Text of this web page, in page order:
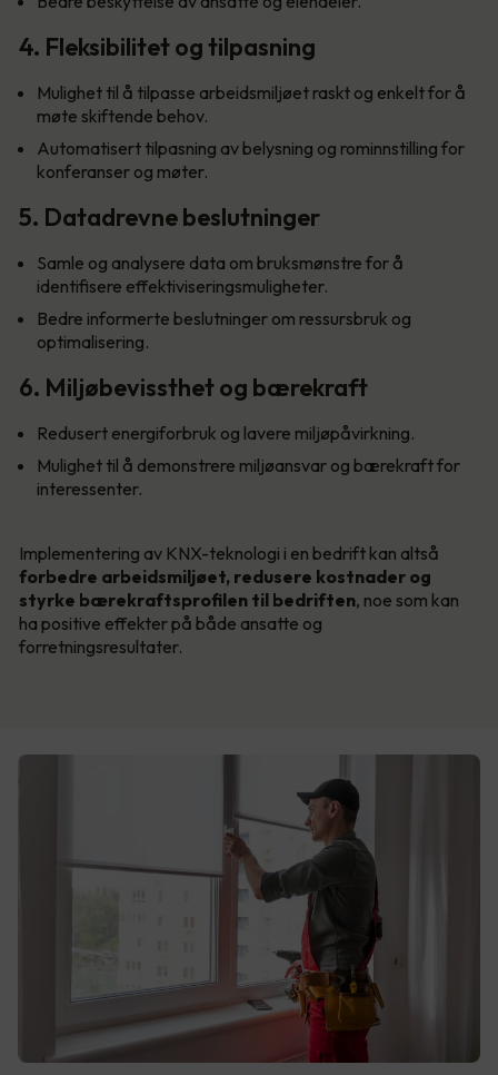
4. Fleksibilitet og tilpasning
Mulighet til å tilpasse arbeidsmiljøet raskt og enkelt for å
møte skiftende behov.
Automatisert tilpasning av belysning og rominnstilling for
konferanser og møter.
5. Datadrevne beslutninger
Samle og analysere data om bruksmønstre for å
identifisere effektiviseringsmuligheter.
Bedre informerte beslutninger om ressursbruk og
optimalisering.
6. Miljøbevissthet og bærekraft
Redusert energiforbruk og lavere miljøpåvirkning.
Mulighet til å demonstrere miljøansvar og bærekraft for
interessenter.
Implementering av KNX-teknologi i en bedrift kan altså
forbedre arbeidsmiljøet, redusere kostnader og
styrke bærekraftsprofilen til bedriften, noe som kan
ha positive effekter på både ansatte og
forretningsresultater.